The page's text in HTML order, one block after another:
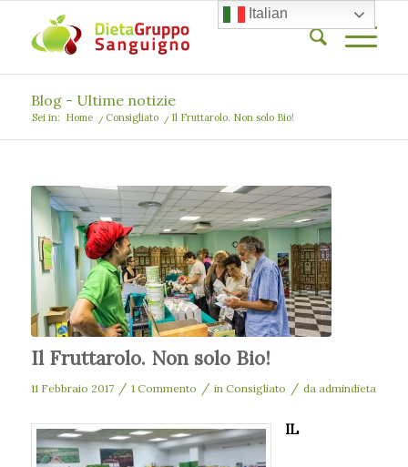
Blog - Ultime notizie
Sei in: Home / Consigliato / Il Fruttarolo. Non solo Bio!
Il Fruttarolo. Non solo Bio!
11 Febbraio 2017 / 1 Commento / in Consigliato / da admindieta
IL
Italian